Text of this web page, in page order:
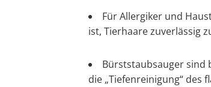
Für Allergiker und
ist, Tierhaare zuverlässig
Bürststaubsauger sind
die „Tiefenreinigung“ des